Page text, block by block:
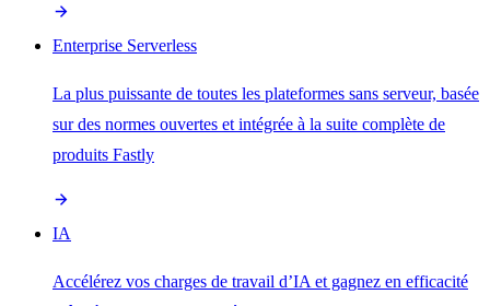
Enterprise Serverless
La plus puissante de toutes les plateformes sans serveur, basée
sur des normes ouvertes et intégrée à la suite complète de
produits Fastly
IA
Accélérez vos charges de travail d’IA et gagnez en efficacité